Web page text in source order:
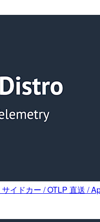
イドカー / OTLP 直送 /